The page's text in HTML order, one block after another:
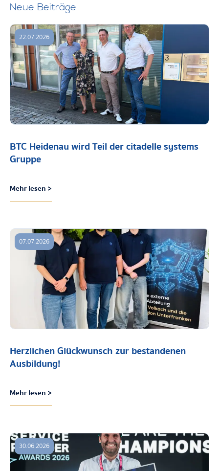
Neue Beiträge
BTC Heidenau wird Teil der citadelle systems
Gruppe
Mehr lesen >
22.07.2026
Herzlichen Glückwunsch zur bestandenen
Ausbildung!
Mehr lesen >
07.07.2026
30.06.2026